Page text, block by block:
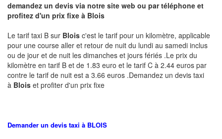
demandez un devis via notre site web ou par téléphone et
profitez d'un prix fixe à Blois
Le tarif taxi B sur Blois c'est le tarif pour un kilomètre, applicable
pour une course aller et retour de nuit du lundi au samedi inclus
ou de jour et de nuit les dimanches et jours fériés .Le prix du
kilomètre en tarif B et de 1.83 euro et le tarif C à 2.44 euros par
contre le tarif de nuit est a 3.66 euros .Demandez un devis taxi
à Blois et profiter d'un prix fixe
Demander un devis taxi à BLOIS